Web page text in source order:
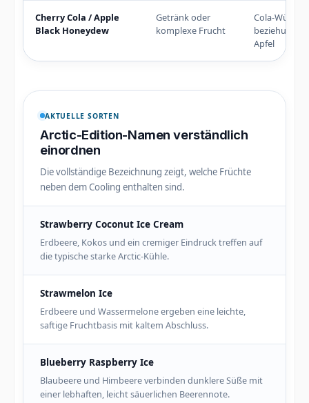
Cherry Cola / Apple
Black Honeydew
Getränk oder
komplexe Frucht
Cola-Würze
Apfel
AKTUELLE SORTEN
Arctic-Edition-Namen verständlich
einordnen
Die vollständige Bezeichnung zeigt, welche Früchte
neben dem Cooling enthalten sind.
Strawberry Coconut Ice Cream
Erdbeere, Kokos und ein cremiger Eindruck treffen auf
die typische starke Arctic-Kühle.
Strawmelon Ice
Erdbeere und Wassermelone ergeben eine leichte,
saftige Fruchtbasis mit kaltem Abschluss.
Blueberry Raspberry Ice
Blaubeere und Himbeere verbinden dunklere Süße mit
einer lebhaften, leicht säuerlichen Beerennote.